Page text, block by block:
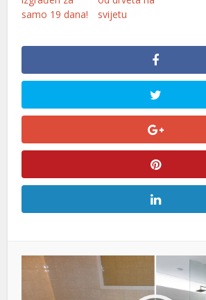
samo 19 dana!
svijetu